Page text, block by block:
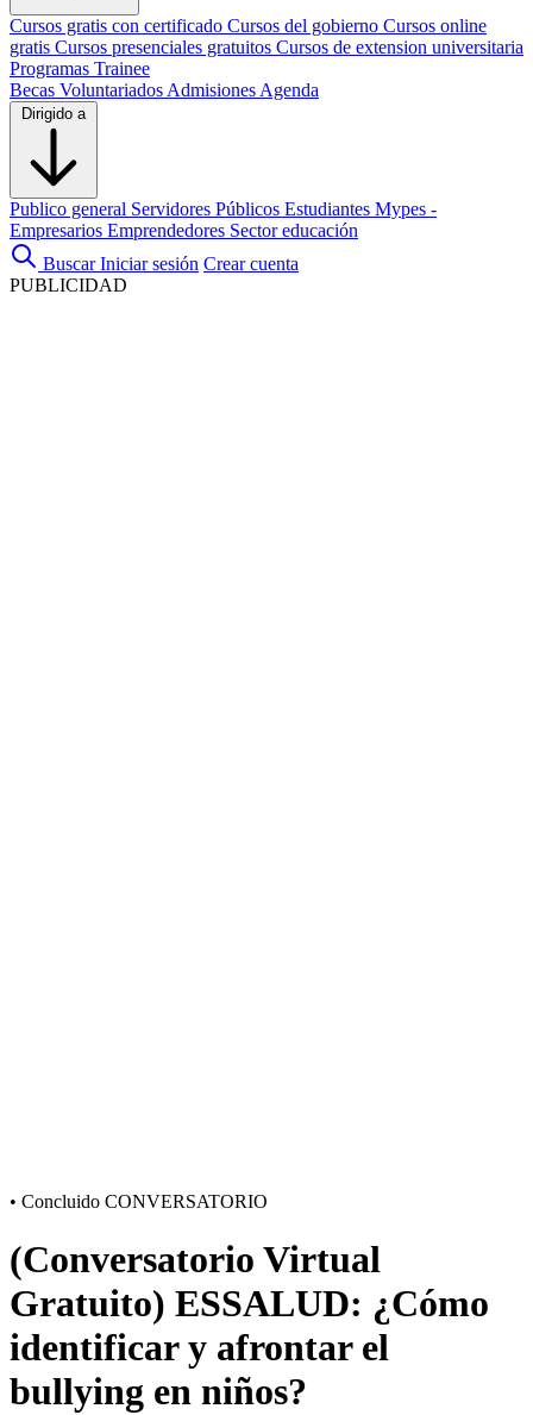
Cursos gratis con certificado Cursos del gobierno Cursos online
gratis Cursos presenciales gratuitos Cursos de extension universitaria
Programas Trainee
Becas Voluntariados Admisiones Agenda
Dirigido a
Publico general Servidores Públicos Estudiantes Mypes -
Empresarios Emprendedores Sector educación
Buscar Iniciar sesión Crear cuenta
PUBLICIDAD
• Concluido CONVERSATORIO
(Conversatorio Virtual
Gratuito) ESSALUD: ¿Cómo
identificar y afrontar el
bullying en niños?